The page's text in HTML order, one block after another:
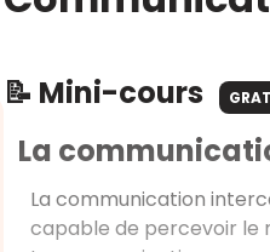
📝 Mini-cours
La
La communication
capable de percevoir le